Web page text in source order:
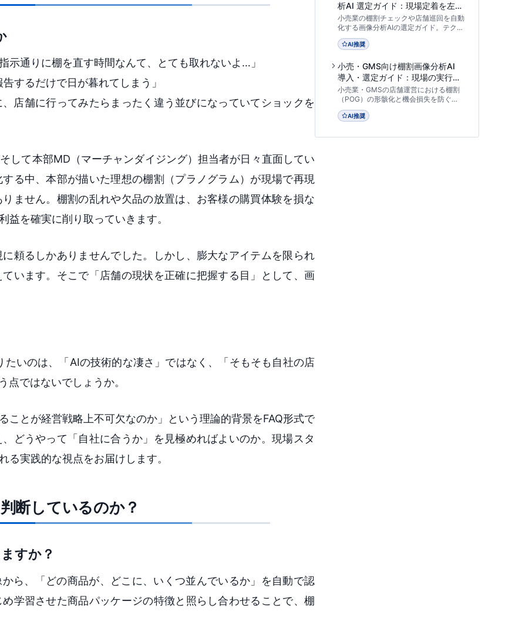
示通りに棚を直す時間なんて、とても取れないよ…」
するだけで日が暮れてしまう」
店舗に行ってみたらまったく違う並びになっていてショックを
して本部MD（マーチャンダイジング）担当者が日々直面してい
る中、本部が描いた理想の棚割（プラノグラム）が現場で再現
ません。棚割の乱れや欠品の放置は、お客様の購買体験を損な
益を確実に削り取っていきます。
頼るしかありませんでした。しかし、膨大なアイテムを限られ
います。そこで「店舗の現状を正確に把握する目」として、画
いのは、「AIの技術的な凄さ」ではなく、「そもそも自社の店
ではないでしょうか。
ことが経営戦略上不可欠なのか」という理論的背景をFAQ形式で
どうやって「自社に合うか」を見極めればよいのか。現場スタ
る実践的な視点をお届けします。
断しているのか？
すか？
ら、「どの商品が、どこに、いくつ並んでいるか」を自動で認
学習させた商品パッケージの特徴と照らし合わせることで、棚
析AI 選定ガイド：現場定着を左右
する実践的評価フレームワーク
小売業の棚割チェックや店舗巡回を自動
化する画像分析AIの選定ガイド。テクノ
デジタルのコンサルタントが、カタログ
上の認識率ではなく「実店舗の環境」や
比較フレームワークとPoC評価シートを
公開します。
AI推奨
小売・GMS向け棚割画像分析AI
導入・選定ガイド：現場の実行力
を高め、機会損失を防ぐデモ検証
アプローチ
小売業・GMSの店舗運営における棚割
（POG）の形骸化と機会損失を防ぐ
「棚割画像分析AI」。精度低下の壁、需
要予測AIとの連携、現場定着のポイント
フレームワークを解説します。
AI推奨